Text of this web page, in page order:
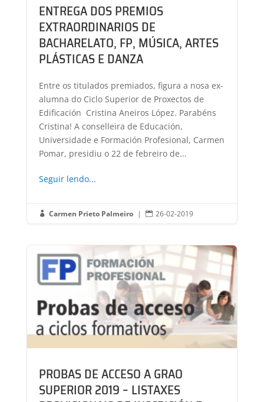
ENTREGA DOS PREMIOS
EXTRAORDINARIOS DE
BACHARELATO, FP, MÚSICA, ARTES
PLÁSTICAS E DANZA
Entre os titulados premiados, figura a nosa ex-
alumna do Ciclo Superior de Proxectos de
Edificación Cristina Aneiros López. Parabéns
Cristina! A conselleira de Educación,
Universidade e Formación Profesional, Carmen
Pomar, presidiu o 22 de febreiro de...
Seguir lendo...
 Carmen Prieto Palmeiro |  26-02-2019
PROBAS DE ACCESO A GRAO
SUPERIOR 2019 – LISTAXES